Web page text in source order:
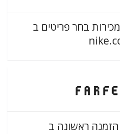
מכירות בחר פריטים ב
קופון יורו 40 הזמנה ראשונה ב